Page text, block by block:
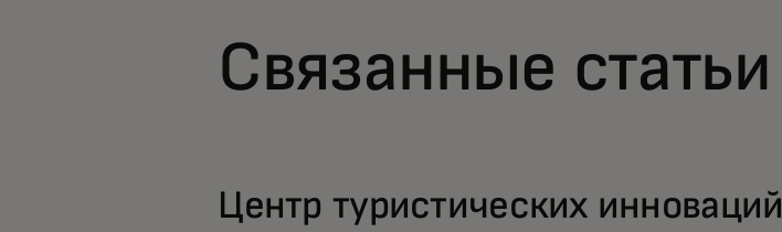
Связанные статьи
Центр туристических инноваций
opens in a new tab